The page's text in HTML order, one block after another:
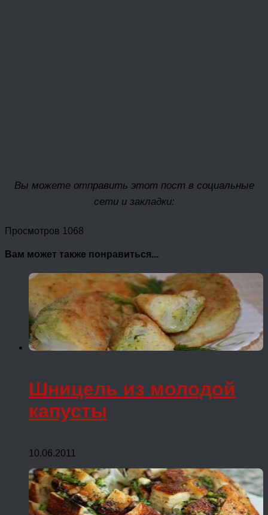
Вы можете отправить этот пост в социальные
сети и закладки:
Просмотров 1068
Вам может также понравиться...
Шницель из молодой
капусты
10.06.2011